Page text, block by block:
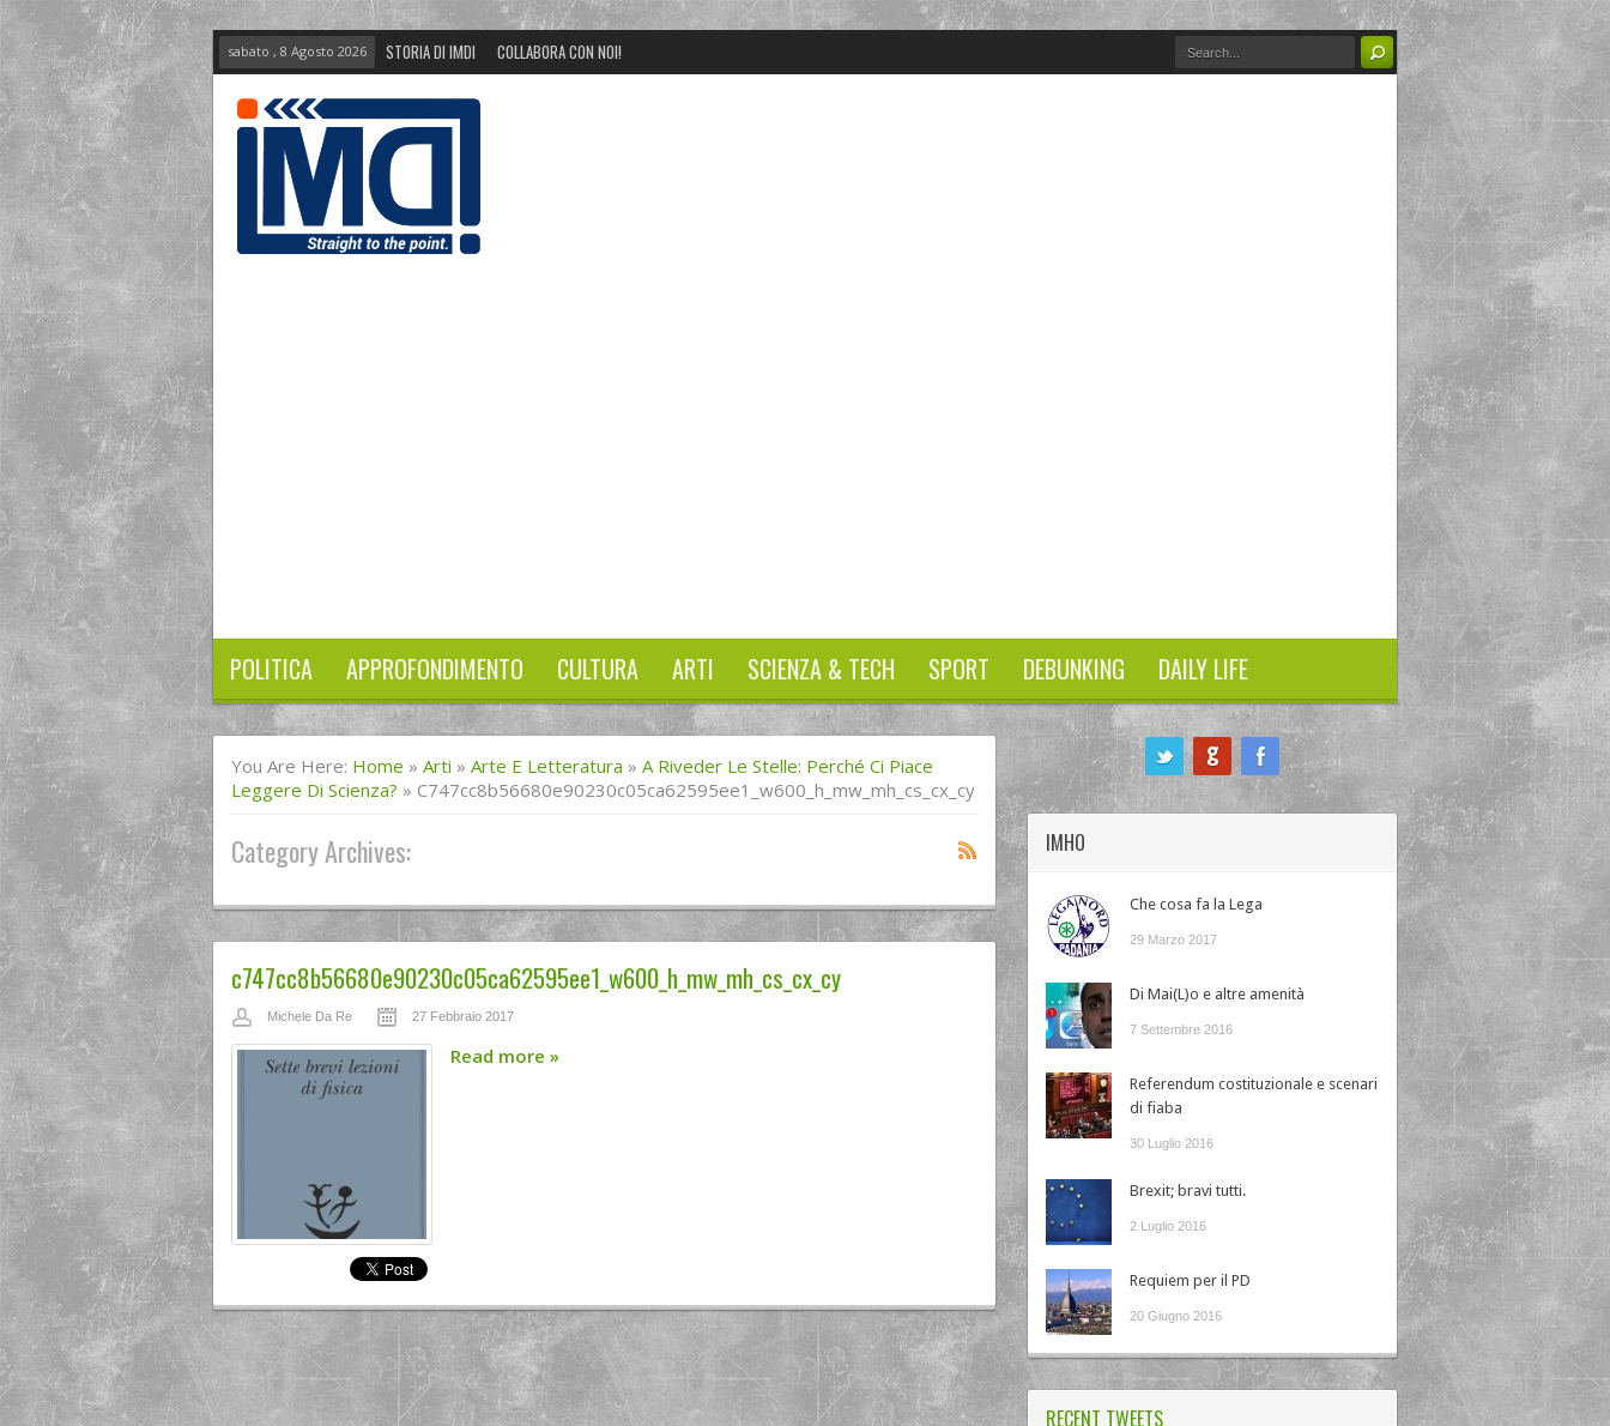
sabato , 8 Agosto 2026 STORIA DI IMDI COLLABORA CON NOI!
POLITICA APPROFONDIMENTO CULTURA ARTI SCIENZA & TECH SPORT DEBUNKING DAILY LIFE
You Are Here: Home » Arti » Arte E Letteratura » A Riveder Le Stelle: Perché Ci Piace
Leggere Di Scienza? » C747cc8b56680e90230c05ca62595ee1_w600_h_mw_mh_cs_cx_cy
Category Archives:
c747cc8b56680e90230c05ca62595ee1_w600_h_mw_mh_cs_cx_cy
Michele Da Re 27 Febbraio 2017
Read more »
IMHO
Che cosa fa la Lega
29 Marzo 2017
Di Mai(L)o e altre amenità
7 Settembre 2016
Referendum costituzionale e scenari
di fiaba
30 Luglio 2016
Brexit; bravi tutti.
2 Luglio 2016
Requiem per il PD
20 Giugno 2016
RECENT TWEETS